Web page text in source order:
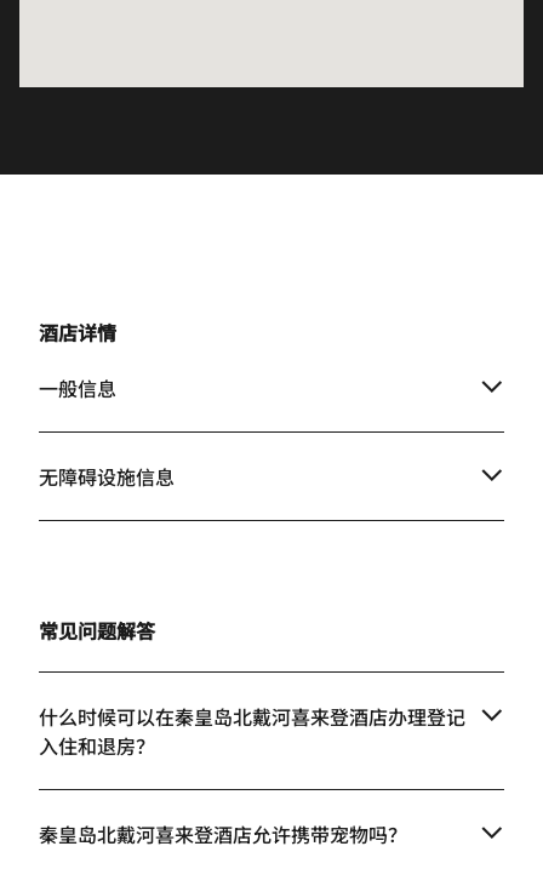
酒店详情
一般信息
无障碍设施信息
常见问题解答
什么时候可以在秦皇岛北戴河喜来登酒店办理登记
入住和退房？
秦皇岛北戴河喜来登酒店允许携带宠物吗？